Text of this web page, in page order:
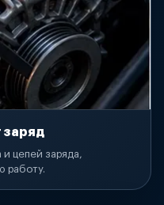
заряд
цепей заряда,
работу.